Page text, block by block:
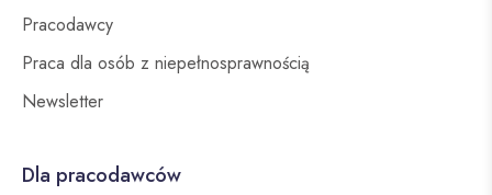
Pracodawcy
Praca dla osób z niepełnosprawnością
Newsletter
Dla pracodawców